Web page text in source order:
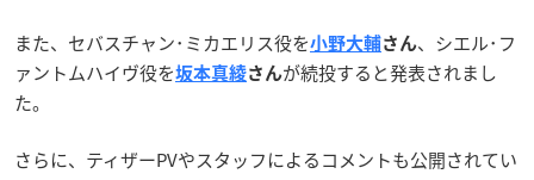
また、セバスチャン･ミカエリス役を小野大輔さん、シエル･フ
ァントムハイヴ役を坂本真綾さんが続投すると発表されまし
た。
さらに、ティザーPVやスタッフによるコメントも公開されてい